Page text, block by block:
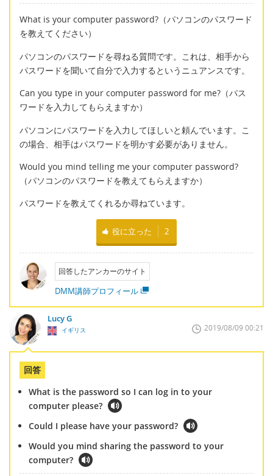
What is your computer password?（パソコンのパスワード
を教えてください）
パソコンのパスワードを尋ねる質問です。これは、相手から
パスワードを聞いて自分で入力するというニュアンスです。
Can you type in your computer password for me?（パス
ワードを入力してもらえますか）
パソコンにパスワードを入力してほしいと頼んでいます。こ
の場合、相手はパスワードを明かす必要がありません。
Would you mind telling me your computer password?
（パソコンのパスワードを教えてもらえますか）
パスワードを教えてくれるか尋ねています。
役に立った 2
回答したアンカーのサイト
DMM講師プロフィール
Lucy G
イギリス 2019/08/09 00:21
回答
What is the password so I can log in to your
computer please?
Could I please have your password?
Would you mind sharing the password to your
computer?